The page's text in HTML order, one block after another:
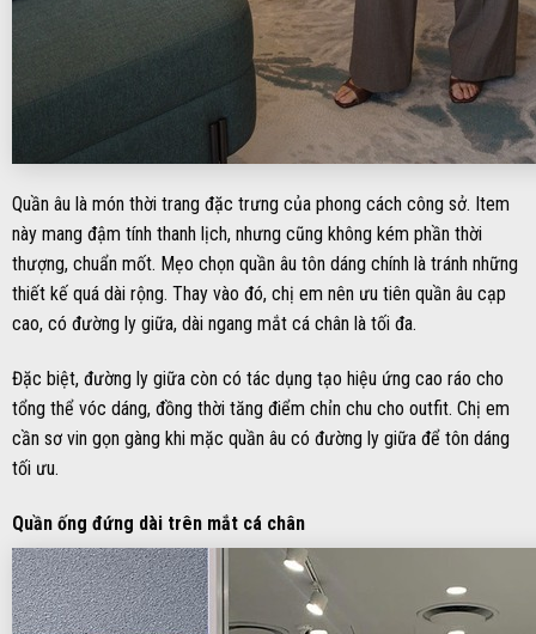
Quần âu là món thời trang đặc trưng của phong cách công sở. Item
này mang đậm tính thanh lịch, nhưng cũng không kém phần thời
thượng, chuẩn mốt. Mẹo chọn quần âu tôn dáng chính là tránh những
thiết kế quá dài rộng. Thay vào đó, chị em nên ưu tiên quần âu cạp
cao, có đường ly giữa, dài ngang mắt cá chân là tối đa.
Đặc biệt, đường ly giữa còn có tác dụng tạo hiệu ứng cao ráo cho
tổng thể vóc dáng, đồng thời tăng điểm chỉn chu cho outfit. Chị em
cần sơ vin gọn gàng khi mặc quần âu có đường ly giữa để tôn dáng
tối ưu.
Quần ống đứng dài trên mắt cá chân